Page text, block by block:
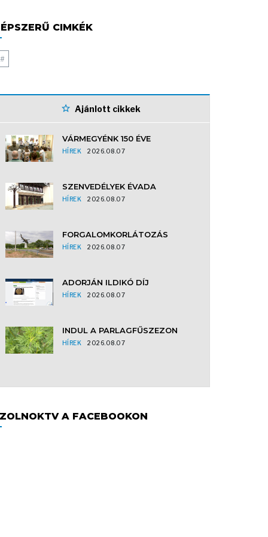
CIMKÉK
#
Ajánlott cikkek
VÁRMEGYÉNK 150 ÉVE
HÍREK 2026.08.07
SZENVEDÉLYEK ÉVADA
HÍREK 2026.08.07
FORGALOMKORLÁTOZÁS
HÍREK 2026.08.07
ADORJÁN ILDIKÓ DÍJ
HÍREK 2026.08.07
INDUL A PARLAGFŰSZEZON
HÍREK 2026.08.07
A FACEBOOKON